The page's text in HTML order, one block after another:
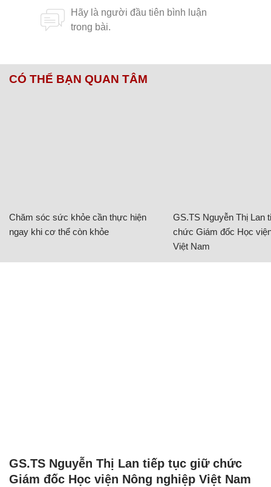
CÓ THỂ BẠN QUAN TÂM
Chăm sóc sức khỏe cần thực hiện
ngay khi cơ thể còn khỏe
GS.TS Nguyễn Thị Lan
chức Giám đốc Học
Việt Nam
GS.TS Nguyễn Thị Lan tiếp tục giữ chức
Giám đốc Học viện Nông nghiệp Việt Nam